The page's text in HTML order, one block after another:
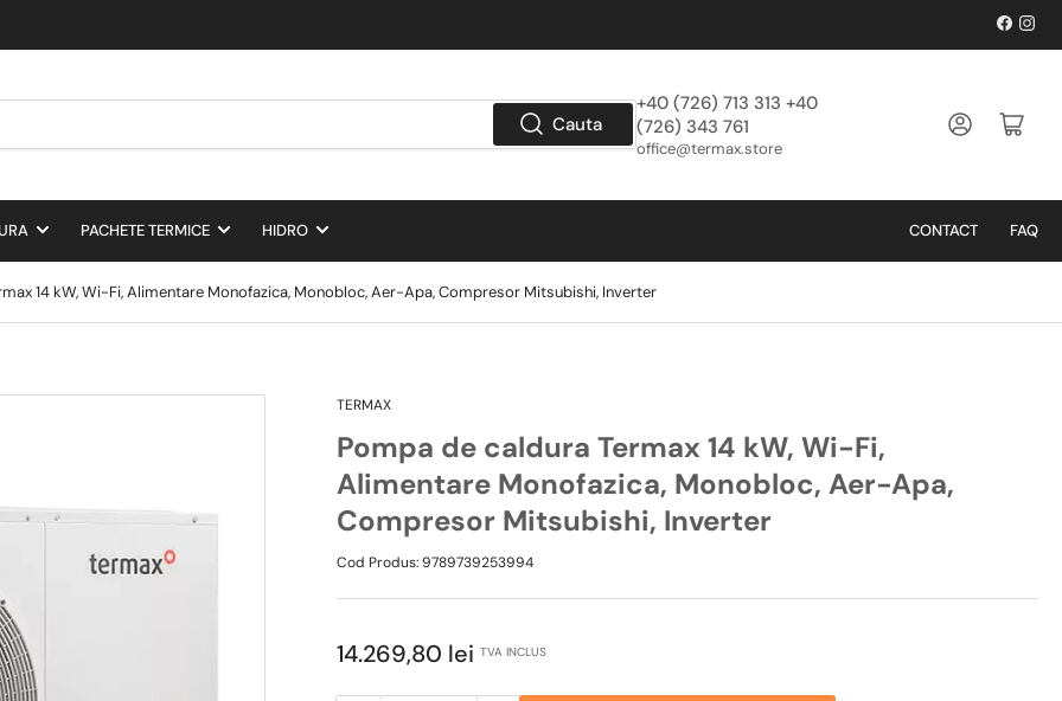
Cauta
+40 (726) 713 313 +40
(726) 343 761
office@termax.store
Logheaza-te Deschide cos
PACHETE TERMICE HIDRO CONTACT FAQ
14 kW, Wi-Fi, Alimentare Monofazica, Monobloc, Aer-Apa, Compresor Mitsubishi, Inverter
TERMAX
Pompa de caldura Termax 14 kW, Wi-Fi,
Alimentare Monofazica, Monobloc, Aer-Apa,
Compresor Mitsubishi, Inverter
Cod Produs:9789739253994
Pret
14.269,80 lei TVA INCLUS